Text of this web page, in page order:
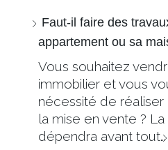
Faut-il faire des
appartement ou sa
Vous souhaitez
immobilier et vous
nécessité de réaliser
la mise en vente ?
dépendra avant tout…